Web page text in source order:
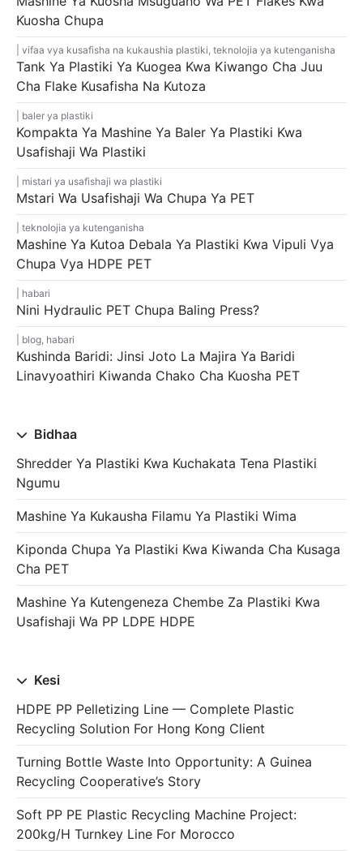
Kuosha Chupa
vifaa vya kusafisha na kukaushia plastiki teknolojia ya kutenganisha
Tank Ya Plastiki Ya Kuogea Kwa Kiwango Cha Juu
Cha Flake Kusafisha Na Kutoza
baler ya plastiki
Kompakta Ya Mashine Ya Baler Ya Plastiki Kwa
Usafishaji Wa Plastiki
mistari ya usafishaji wa plastiki
Mstari Wa Usafishaji Wa Chupa Ya PET
teknolojia ya kutenganisha
Mashine Ya Kutoa Debala Ya Plastiki Kwa Vipuli Vya
Chupa Vya HDPE PET
habari
Nini Hydraulic PET Chupa Baling Press?
blog habari
Kushinda Baridi: Jinsi Joto La Majira Ya Baridi
Linavyoathiri Kiwanda Chako Cha Kuosha PET
Bidhaa
Shredder Ya Plastiki Kwa Kuchakata Tena Plastiki
Ngumu
Mashine Ya Kukausha Filamu Ya Plastiki Wima
Kiponda Chupa Ya Plastiki Kwa Kiwanda Cha Kusaga
Cha PET
Mashine Ya Kutengeneza Chembe Za Plastiki Kwa
Usafishaji Wa PP LDPE HDPE
Kesi
HDPE PP Pelletizing Line — Complete Plastic
Recycling Solution For Hong Kong Client
Turning Bottle Waste Into Opportunity: A Guinea
Recycling Cooperative’s Story
Soft PP PE Plastic Recycling Machine Project:
200kg/h Turnkey Line For Morocco